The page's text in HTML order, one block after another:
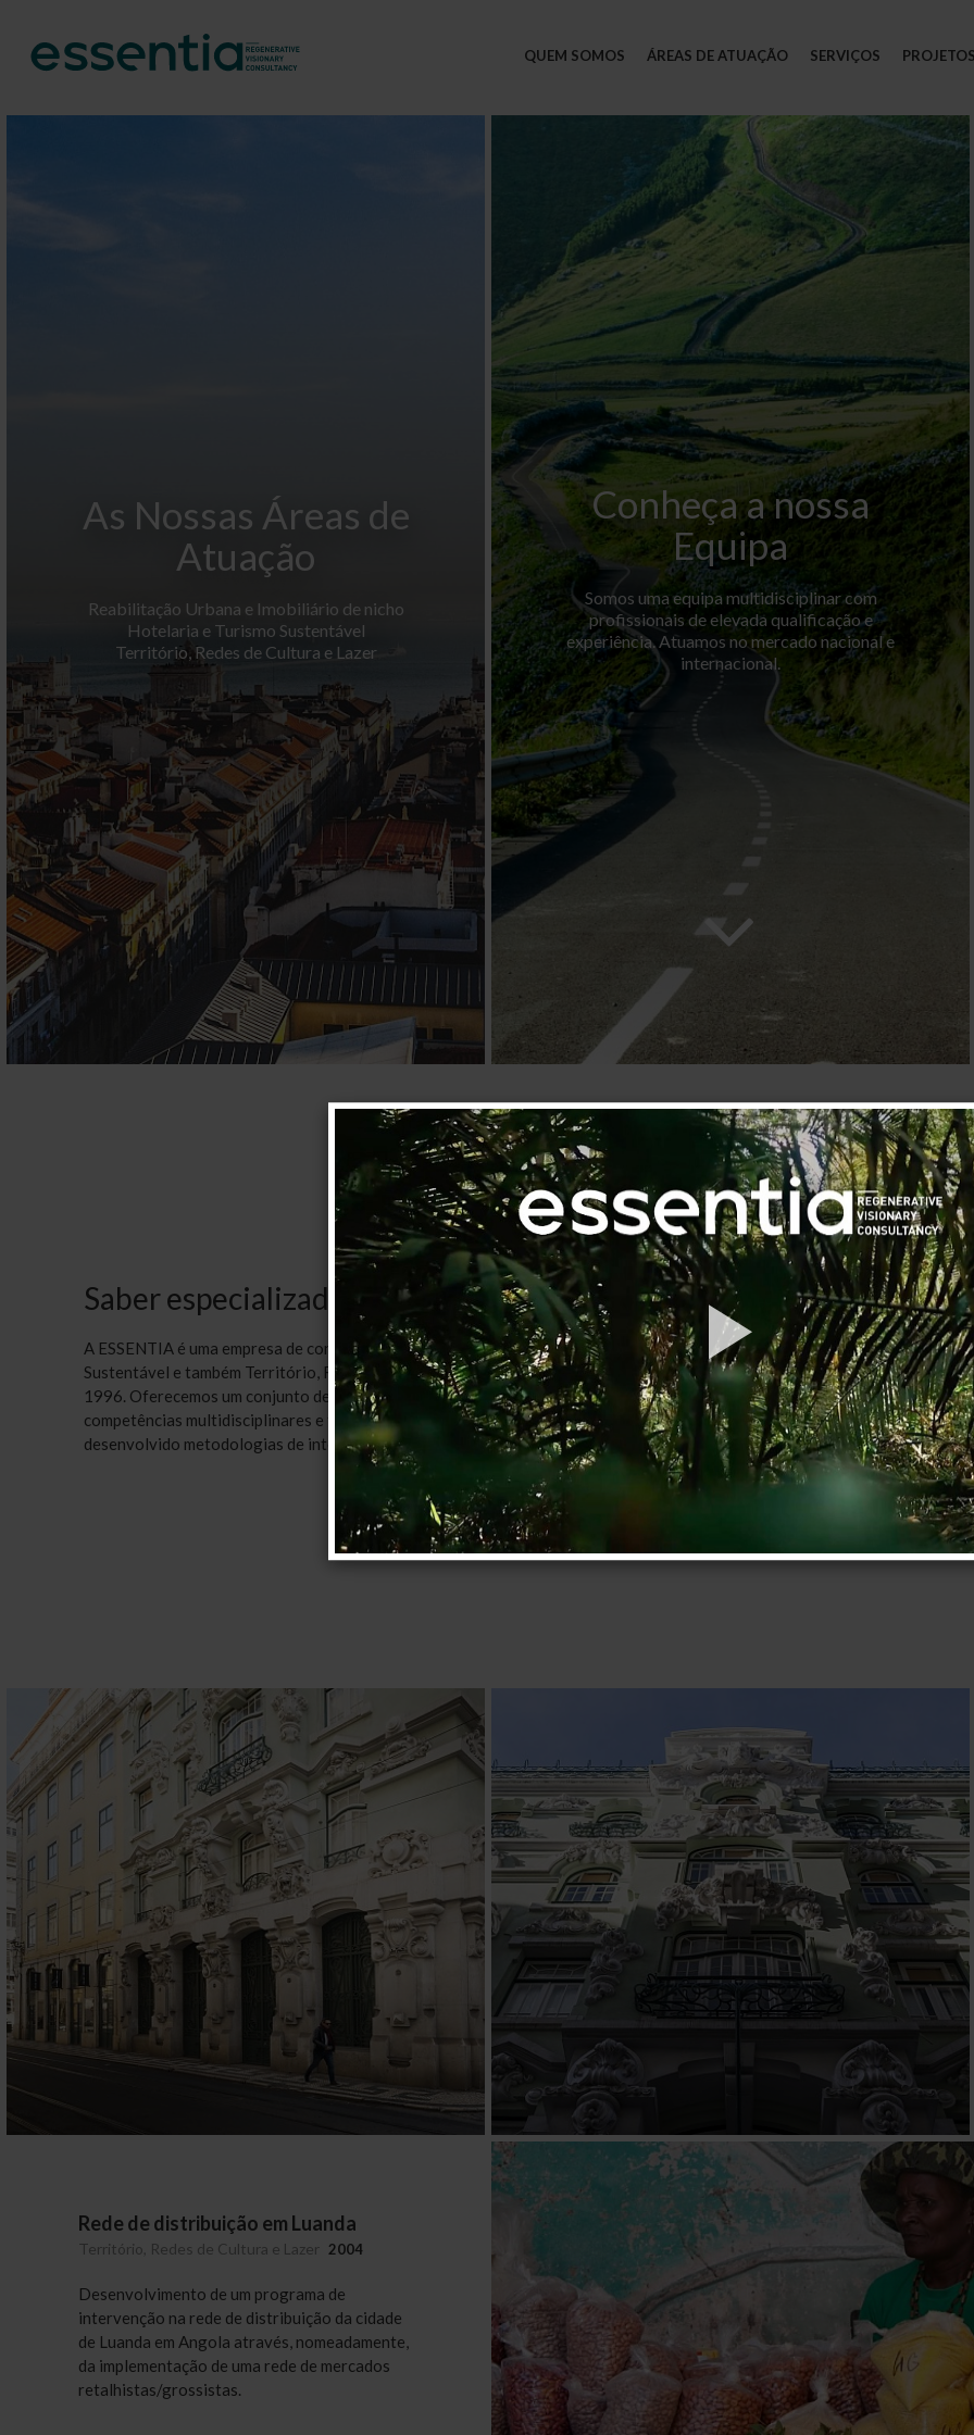
QUEM SOMOS ÁREAS DE ATUAÇÃO SERVIÇOS PROJETOS
As Nossas Áreas de
Atuação
Reabilitação Urbana e Imobiliário de nicho
Hotelaria e Turismo Sustentável
Território, Redes de Cultura e Lazer
Conheça a nossa
Equipa
Somos uma equipa multidisciplinar com
profissionais de elevada qualificação e
experiência. Atuamos no mercado nacional e
internacional.
Saber especializado e competências multidisciplinares
A ESSENTIA é uma empresa de consultoria especializada nas áreas de Reabilitação Urbana, Hotelaria e Turismo
Sustentável e também Território, Redes de Lazer e Cultura, a operar nos mercados nacional e internacional desde
1996. Oferecemos um conjunto de serviços alicerçados no saber especializado de um grupo de profissionais com
competências multidisciplinares e trabalhamos com um leque alargado de parceiros com quem temos
desenvolvido metodologias de intervenção reconhecidamente inovadoras.
In good collaboration with
investigation was conducted to
the soft skills an employee of
hotels should possess. The study
advice for senior management of
hotels to create a learning
It was an honor to perform this
Lisbon and particularly with
Eric Tielemans
Global manager PD&E, Schunk XYcarb
Rede de distribuição em Luanda
Território, Redes de Cultura e Lazer 2004
Desenvolvimento de um programa de
intervenção na rede de distribuição da cidade
de Luanda em Angola através, nomeadamente,
da implementação de uma rede de mercados
retalhistas/grossistas.